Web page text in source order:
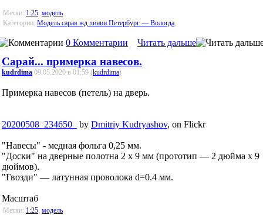
Метки: 1:25, модель
Категории: Модель сарая жд линии Петербург — Вологда
0 Комментарии Читать дальше
Сарай... примерка навесов.
kudrdima 09.05.2020 в 01:59 (kudrdima)
Примерка навесов (петель) на дверь.
20200508_234650_ by Dmitriy Kudryashov, on Flickr
"Навесы" - медная фольга 0,25 мм.
"Доски" на дверные полотна 2 x 9 мм (прототип — 2 дюйма x 9
дюймов).
"Гвозди" — латунная проволока d=0.4 мм.
Масштаб
Метки: 1:25 модель